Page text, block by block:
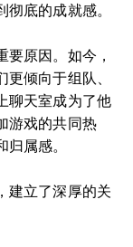
底的成就感。
原因。如今，
倾向于组队、
聊天室成为了他
游戏的共同热
属感。
建立了深厚的关